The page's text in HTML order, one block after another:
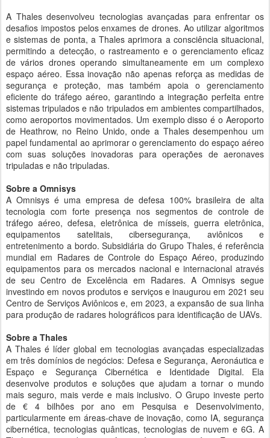
A Thales desenvolveu tecnologias avançadas para enfrentar os
desafios impostos pelos enxames de drones. Ao utilizar algoritmos
e sistemas de ponta, a Thales aprimora a consciência situacional,
permitindo a detecção, o rastreamento e o gerenciamento eficaz
de vários drones operando simultaneamente em um complexo
espaço aéreo. Essa inovação não apenas reforça as medidas de
segurança e proteção, mas também apoia o gerenciamento
eficiente do tráfego aéreo, garantindo a integração perfeita entre
sistemas tripulados e não tripulados em ambientes compartilhados,
como aeroportos movimentados. Um exemplo disso é o Aeroporto
de Heathrow, no Reino Unido, onde a Thales desempenhou um
papel fundamental ao aprimorar o gerenciamento do espaço aéreo
com suas soluções inovadoras para operações de aeronaves
tripuladas e não tripuladas.
Sobre a Omnisys
A Omnisys é uma empresa de defesa 100% brasileira de alta
tecnologia com forte presença nos segmentos de controle de
tráfego aéreo, defesa, eletrônica de mísseis, guerra eletrônica,
equipamentos satelitais, cibersegurança, aviônicos e
entretenimento a bordo. Subsidiária do Grupo Thales, é referência
mundial em Radares de Controle do Espaço Aéreo, produzindo
equipamentos para os mercados nacional e internacional através
de seu Centro de Excelência em Radares. A Omnisys segue
investindo em novos produtos e serviços e inaugurou em 2021 seu
Centro de Serviços Aviônicos e, em 2023, a expansão de sua linha
para produção de radares holográficos para identificação de UAVs.
Sobre a Thales
A Thales é líder global em tecnologias avançadas especializadas
em três domínios de negócios: Defesa e Segurança, Aeronáutica e
Espaço e Segurança Cibernética e Identidade Digital. Ela
desenvolve produtos e soluções que ajudam a tornar o mundo
mais seguro, mais verde e mais inclusivo. O Grupo investe perto
de € 4 bilhões por ano em Pesquisa e Desenvolvimento,
particularmente em áreas-chave de inovação, como IA, segurança
cibernética, tecnologias quânticas, tecnologias de nuvem e 6G. A